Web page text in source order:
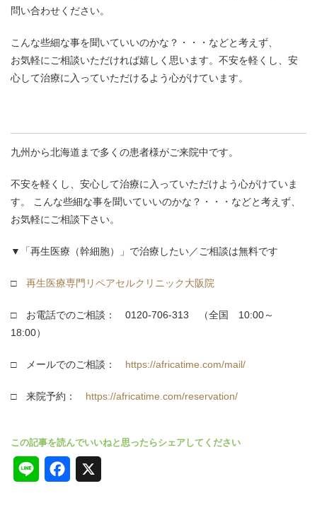
問い合わせください。
こんな些細な事を聞いていいのかな？・・・などと考えず、
お気軽にご相談いただければ嬉しく思います。不安を軽くし、安
心して治療に入っていただけるよう心がけています。
九州から北海道まで多くの患者様がご来院中です。
不安を軽くし、安心して治療に入っていただけよう心がけていま
す。 こんな些細な事を聞いていいのかな？・・・などと考えず、
お気軽にご相談下さい。
▼「再生医療（幹細胞）」で治療したい／ご相談は無料です
□ 再生医療専門リペアセルクリニック大阪院
□ お電話でのご相談： 0120-706-313 （全国 10:00～
18:00）
□ メールでのご相談： https://africatime.com/mail/
□ 来院予約： https://africatime.com/reservation/